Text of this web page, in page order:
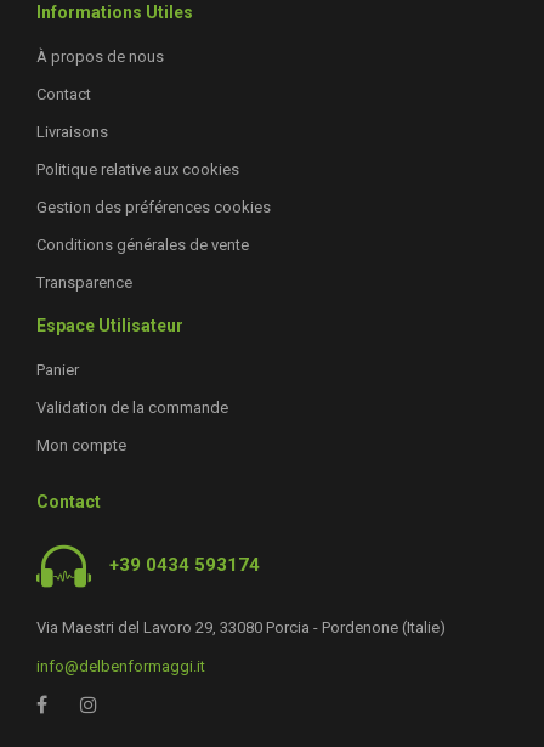
Informations Utiles
À propos de nous
Contact
Livraisons
Politique relative aux cookies
Gestion des préférences cookies
Conditions générales de vente
Transparence
Espace Utilisateur
Panier
Validation de la commande
Mon compte
Contact
+39 0434 593174
Via Maestri del Lavoro 29, 33080 Porcia - Pordenone (Italie)
info@delbenformaggi.it